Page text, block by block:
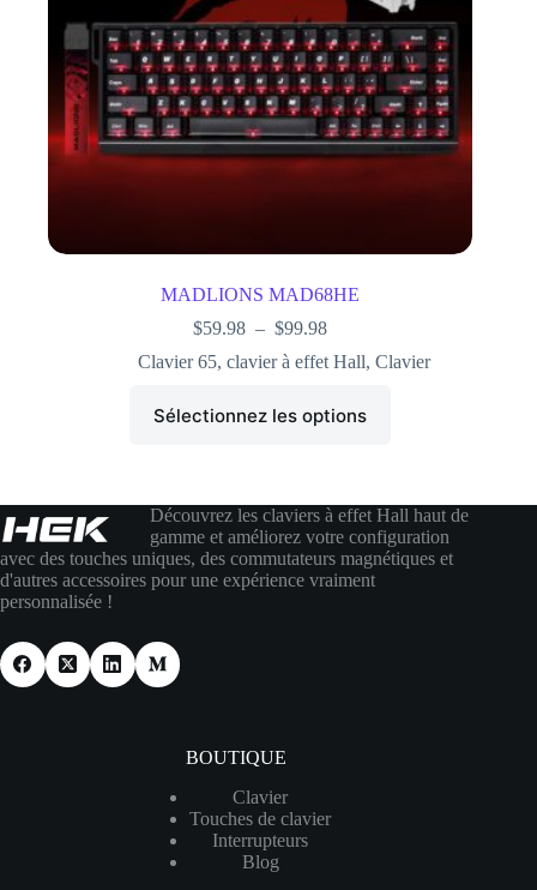
MADLIONS MAD68HE
$59.98 – $99.98
Clavier 65,clavier à effet Hall,Clavier
Sélectionnez les options
Découvrez les claviers à effet Hall haut de
gamme et améliorez votre configuration
avec des touches uniques, des commutateurs magnétiques et
d'autres accessoires pour une expérience vraiment
personnalisée !
BOUTIQUE
Clavier
Touches de clavier
Interrupteurs
Blog